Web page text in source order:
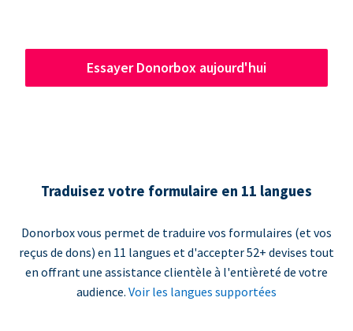
Essayer Donorbox aujourd'hui
Traduisez votre formulaire en 11 langues
Donorbox vous permet de traduire vos formulaires (et vos
reçus de dons) en 11 langues et d'accepter 52+ devises tout
en offrant une assistance clientèle à l'entièreté de votre
audience. Voir les langues supportées